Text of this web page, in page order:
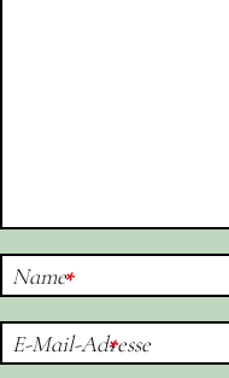
Name*
E-Mail-Adresse
*